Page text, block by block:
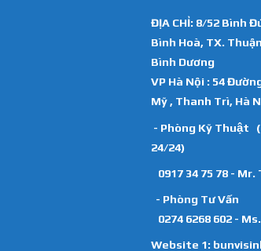
ĐỊA CHỈ: 8/52 Bình
Bình Hoà, TX.
Bình Dương
VP Hà Nội : 54
Mỹ , Thanh Trì, Hà
- Phòng Kỹ Thuật (
24/24)
0917 34 75 78 - Mr.
- Phòng Tư Vấn
0274 6268 602 -
Website 1: